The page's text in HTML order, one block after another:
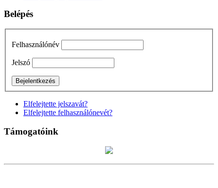
Belépés
Felhasználónév
Jelszó
Elfelejtette jelszavát?
Elfelejtette felhasználónevét?
Támogatóink